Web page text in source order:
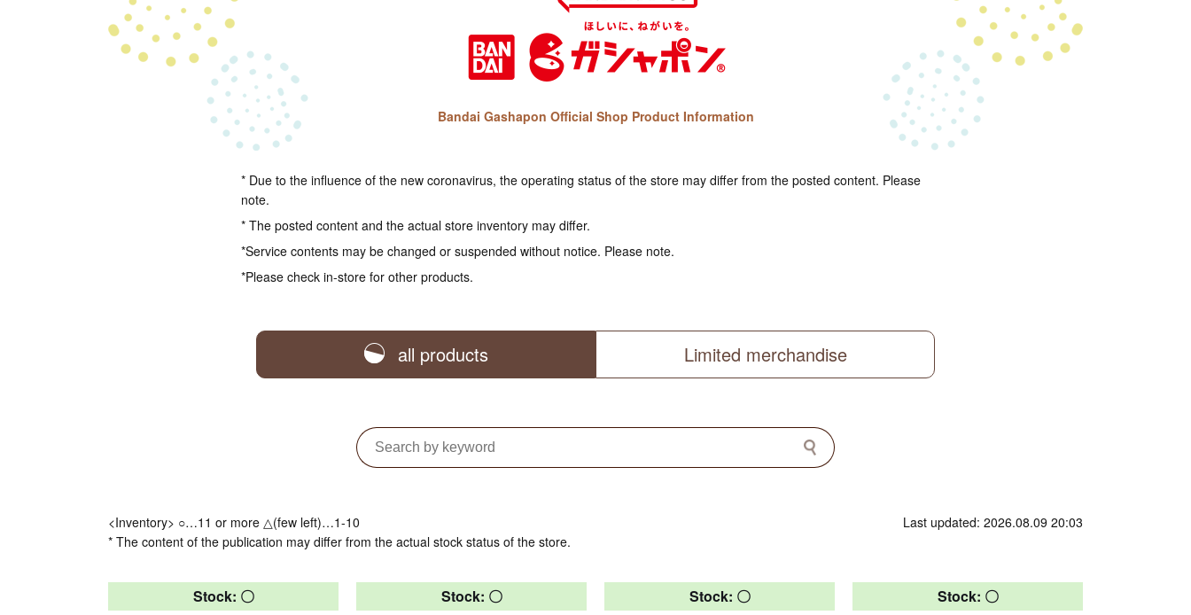
Bandai Gashapon Official Shop Product Information
* Due to the influence of the new coronavirus, the operating status of the store may differ from the posted content. Please
note.
* The posted content and the actual store inventory may differ.
*Service contents may be changed or suspended without notice. Please note.
*Please check in-store for other products.
all products Limited merchandise
<Inventory> ○…11 or more △(few left)…1-10
* The content of the publication may differ from the actual stock status of the store.
Last updated: 2026.08.09 20:03
Stock: 〇 Stock: 〇 Stock: 〇 Stock: 〇